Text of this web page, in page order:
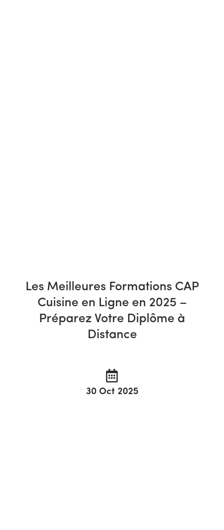
Les Meilleures Formations CAP
Cuisine en Ligne en 2025 –
Préparez Votre Diplôme à
Distance
30 Oct 2025